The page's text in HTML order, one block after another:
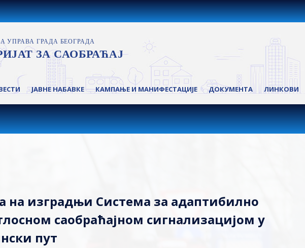
ЈАВНЕ НАБАВКЕ КАМПАЊЕ И МАНИФЕСТАЦИЈЕ ДОКУМЕНТА ЛИНКОВИ
на изградњи Система за адаптибилно
саобраћајном сигнализацијом у
пут